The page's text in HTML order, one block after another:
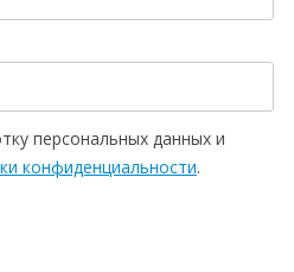
персональных данных и
конфиденциальности.